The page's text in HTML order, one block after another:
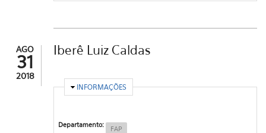
AGO
31
2018
Iberê Luiz Caldas
OCULTAR
INFORMAÇÕES
Departamento: FAP